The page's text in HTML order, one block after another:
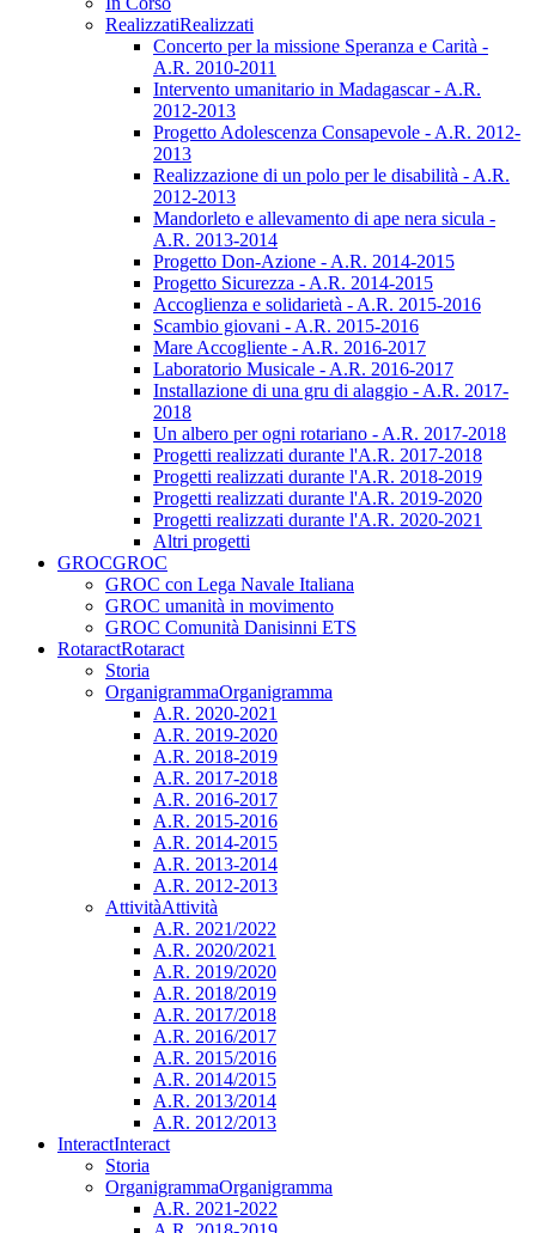
RealizzatiRealizzati
Concerto per la missione Speranza e Carità -
A.R. 2010-2011
Intervento umanitario in Madagascar - A.R.
2012-2013
Progetto Adolescenza Consapevole - A.R. 2012-
2013
Realizzazione di un polo per le disabilità - A.R.
2012-2013
Mandorleto e allevamento di ape nera sicula -
A.R. 2013-2014
Progetto Don-Azione - A.R. 2014-2015
Progetto Sicurezza - A.R. 2014-2015
Accoglienza e solidarietà - A.R. 2015-2016
Scambio giovani - A.R. 2015-2016
Mare Accogliente - A.R. 2016-2017
Laboratorio Musicale - A.R. 2016-2017
Installazione di una gru di alaggio - A.R. 2017-
2018
Un albero per ogni rotariano - A.R. 2017-2018
Progetti realizzati durante l'A.R. 2017-2018
Progetti realizzati durante l'A.R. 2018-2019
Progetti realizzati durante l'A.R. 2019-2020
Progetti realizzati durante l'A.R. 2020-2021
Altri progetti
GROCGROC
GROC con Lega Navale Italiana
GROC umanità in movimento
GROC Comunità Danisinni ETS
RotaractRotaract
Storia
OrganigrammaOrganigramma
A.R. 2020-2021
A.R. 2019-2020
A.R. 2018-2019
A.R. 2017-2018
A.R. 2016-2017
A.R. 2015-2016
A.R. 2014-2015
A.R. 2013-2014
A.R. 2012-2013
AttivitàAttività
A.R. 2021/2022
A.R. 2020/2021
A.R. 2019/2020
A.R. 2018/2019
A.R. 2017/2018
A.R. 2016/2017
A.R. 2015/2016
A.R. 2014/2015
A.R. 2013/2014
A.R. 2012/2013
InteractInteract
Storia
OrganigrammaOrganigramma
A.R. 2021-2022